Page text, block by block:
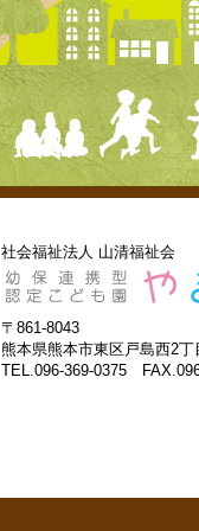
社会福祉法人 山清福祉会
〒861-8043
熊本県熊本市東区戸島西2丁
TEL.096-369-0375